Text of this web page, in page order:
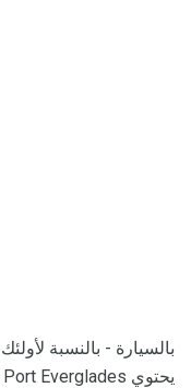
بالسيارة - بالنسبة